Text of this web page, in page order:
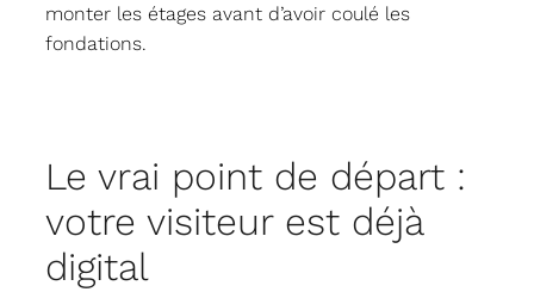
monter les étages avant d’avoir coulé les
fondations.
Le vrai point de départ :
votre visiteur est déjà
digital